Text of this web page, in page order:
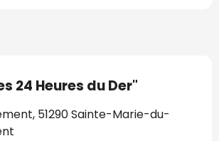
24 Heures du Der"
51290 Sainte-Marie-du-